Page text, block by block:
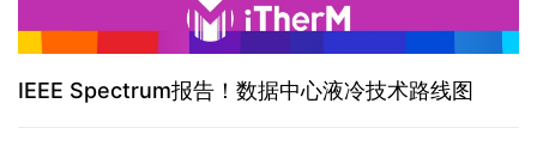
IEEE Spectrum报告！数据中心液冷技术路线图